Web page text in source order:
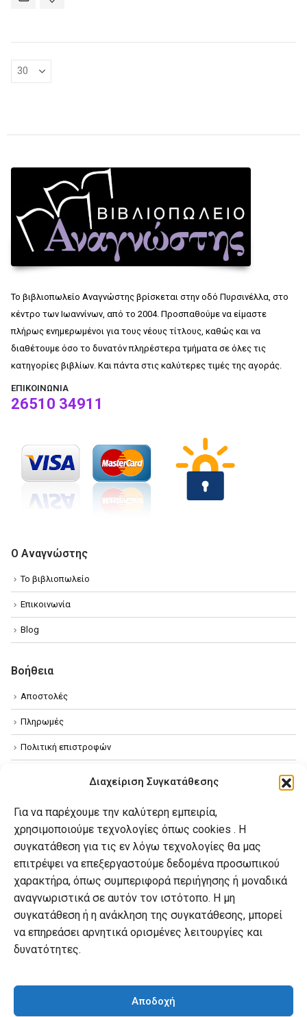
Διαχείριση Συγκατάθεσης
Για να παρέχουμε την καλύτερη εμπειρία,
χρησιμοποιούμε τεχνολογίες όπως cookies . Η
συγκατάθεση για τις εν λόγω τεχνολογίες θα μας
επιτρέψει να επεξεργαστούμε δεδομένα προσωπικού
χαρακτήρα, όπως συμπεριφορά περιήγησης ή μοναδικά
αναγνωριστικά σε αυτόν τον ιστότοπο. Η μη
συγκατάθεση ή η ανάκληση της συγκατάθεσης, μπορεί
να επηρεάσει αρνητικά ορισμένες λειτουργίες και
δυνατότητες.
Αποδοχή
Το βιβλιοπωλείο Αναγνώστης βρίσκεται στην οδό Πυρσινέλλα, στο
κέντρο των Ιωαννίνων, από το 2004. Προσπαθούμε να είμαστε
πλήρως ενημερωμένοι για τους νέους τίτλους, καθώς και να
διαθέτουμε όσο το δυνατόν πληρέστερα τμήματα σε όλες τις
κατηγορίες βιβλίων. Και πάντα στις καλύτερες τιμές της αγοράς.
ΕΠΙΚΟΙΝΩΝΊΑ
26510 34911
Ο Αναγνώστης
Το βιβλιοπωλείο
Επικοινωνία
Blog
Βοήθεια
Αποστολές
Πληρωμές
Πολιτική επιστροφών
Πολιτική Cookies
Ο λογαριασμός μου
Ο λογαριασμός μου
Οι παραγγελίες μου
Λίστα επιθυμιών